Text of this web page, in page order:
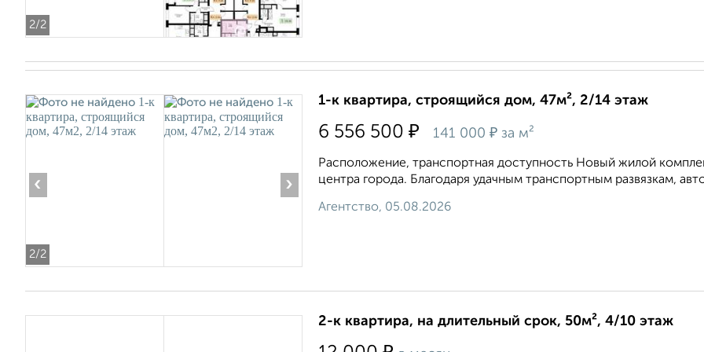
2/2
2/2
‹ ›
1-к квартира, строящийся дом, 47м², 2/14 этаж
6 556 500 ₽ 141 000 ₽ за м²
Расположение, транспортная доступность Новый жилой
центра города. Благодаря удачным транспортным развязкам,
Агентство, 05.08.2026
2-к квартира, на длительный срок, 50м², 4/10 этаж